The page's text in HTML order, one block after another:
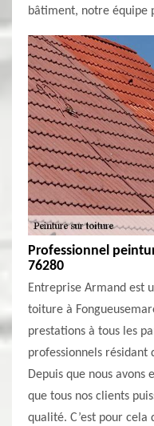
bâtiment, notre équipe
Professionnel
76280
Entreprise Armand est
toiture à
prestations à tous les
professionnels résidant
Depuis que nous avons
que tous nos clients
qualité. C’est pour cela